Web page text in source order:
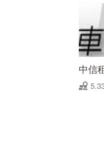
中信